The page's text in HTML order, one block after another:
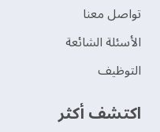
تواصل معنا
الأسئلة الشائعة
التوظيف
اكتشف أكثر